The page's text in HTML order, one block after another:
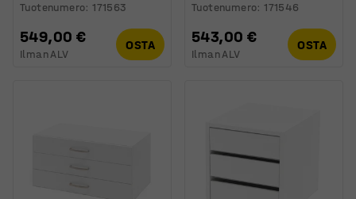
Tuotenumero:171563
549,00 €
Ilman ALV
OSTA
Tuotenumero:171546
543,00 €
Ilman ALV
OSTA